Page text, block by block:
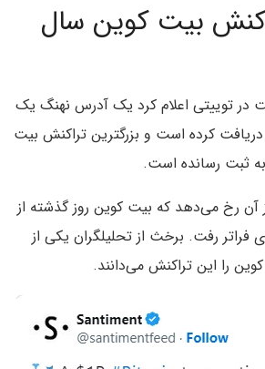
بیت کوین سال
در توییتی اعلام کرد یک آدرس نهنگ یک
دریافت کرده است و بزرگترین تراکنش بیت
ثبت رسانده است.
آن رخ می‌دهد که بیت کوین روز گذشته از
مهم ۲۵،۰۰۰ دلاری فراتر رفت. برخث از تحلیلگران یکی از
را این تراکنش می‌دانند.